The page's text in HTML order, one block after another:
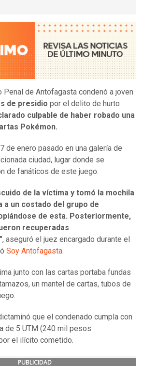
Penal de Antofagasta condenó a joven
de presidio por el delito de hurto
culpable de haber robado una
Pokémon.
de enero pasado en una galería de
ciudad, lugar donde se
de fanáticos de este juego.
de la víctima y tomó la mochila
a un costado del grupo de
de esta. Posteriormente,
recuperadas
, aseguró el juez encargado durante el
Soy Antofagasta.
junto con las cartas portaba fundas
un mantel de cartas, tubos de
que el condenado cumpla con
de 5 UTM (240 mil pesos
el ilícito cometido.
PUBLICIDAD